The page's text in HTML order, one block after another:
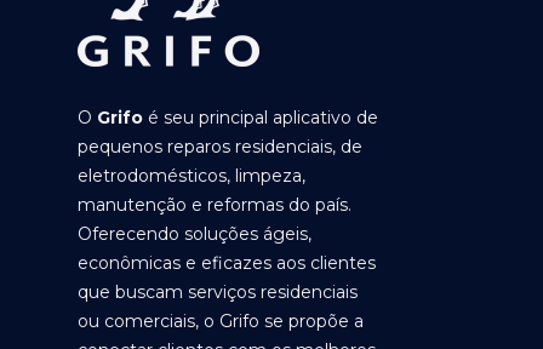
O Grifo é seu principal aplicativo de
pequenos reparos residenciais, de
eletrodomésticos, limpeza,
manutenção e reformas do país.
Oferecendo soluções ágeis,
econômicas e eficazes aos clientes
que buscam serviços residenciais
ou comerciais, o Grifo se propõe a